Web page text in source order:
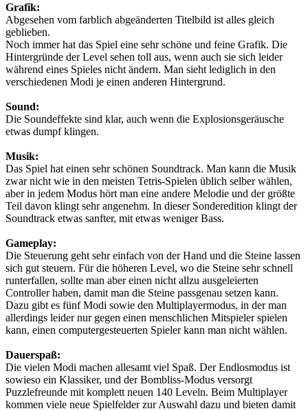
Grafik:
Abgesehen vom farblich abgeänderten Titelbild ist alles gleich
geblieben.
Noch immer hat das Spiel eine sehr schöne und feine Grafik. Die
Hintergründe der Level sehen toll aus, wenn auch sie sich leider
während eines Spieles nicht ändern. Man sieht lediglich in den
verschiedenen Modi je einen anderen Hintergrund.
Sound:
Die Soundeffekte sind klar, auch wenn die Explosionsgeräusche
etwas dumpf klingen.
Musik:
Das Spiel hat einen sehr schönen Soundtrack. Man kann die Musik
zwar nicht wie in den meisten Tetris-Spielen üblich selber wählen,
aber in jedem Modus hört man eine andere Melodie und der größte
Teil davon klingt sehr angenehm. In dieser Sonderedition klingt der
Soundtrack etwas sanfter, mit etwas weniger Bass.
Gameplay:
Die Steuerung geht sehr einfach von der Hand und die Steine lassen
sich gut steuern. Für die höheren Level, wo die Steine sehr schnell
runterfallen, sollte man aber einen nicht allzu ausgeleierten
Controller haben, damit man die Steine passgenau setzen kann.
Dazu gibt es fünf Modi sowie den Multiplayermodus, in der man
allerdings leider nur gegen einen menschlichen Mitspieler spielen
kann, einen computergesteuerten Spieler kann man nicht wählen.
Dauerspaß:
Die vielen Modi machen allesamt viel Spaß. Der Endlosmodus ist
sowieso ein Klassiker, und der Bombliss-Modus versorgt
Puzzlefreunde mit komplett neuen 140 Leveln. Beim Multiplayer
kommen viele neue Spielfelder zur Auswahl dazu und bieten damit